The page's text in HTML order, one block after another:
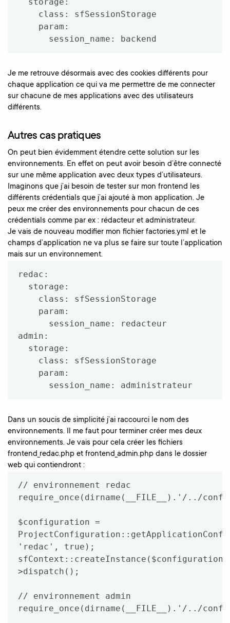
      session_name: backend
Je me retrouve désormais avec des cookies différents pour
chaque application ce qui va me permettre de me connecter
sur chacune de mes applications avec des utilisateurs
différents.
Autres cas pratiques
On peut bien évidemment étendre cette solution sur les
environnements. En effet on peut avoir besoin d’être connecté
sur une même application avec deux types d’utilisateurs.
Imaginons que j’ai besoin de tester sur mon frontend les
différents crédentials que j’ai ajouté à mon application. Je
peux me créer des environnements pour chacun de ces
crédentials comme par ex : rédacteur et administrateur.
Je vais de nouveau modifier mon fichier factories.yml et le
champs d’application ne va plus se faire sur toute l’application
mais sur un environnement.
redac:
admin:
      session_name: administrateur
Dans un soucis de simplicité j’ai raccourci le nom des
environnements. Il me faut pour terminer créer mes deux
environnements. Je vais pour cela créer les fichiers
frontend_redac.php et frontend_admin.php dans le dossier
web qui contiendront :
// environnement redac
require_once(dirname(__FILE__).'/../
$configuration =
'redac', true);
>dispatch();
// environnement admin
require_once(dirname(__FILE__).'/../